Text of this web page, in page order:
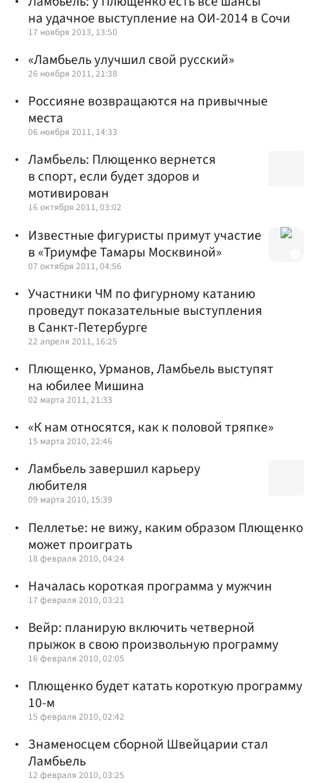
на удачное выступление на ОИ-2014 в Сочи
17 ноября 2013, 13:50
«Ламбьель улучшил свой русский»
26 ноября 2011, 21:38
Россияне возвращаются на привычные
места
06 ноября 2011, 14:33
Ламбьель: Плющенко вернется
в спорт, если будет здоров и
мотивирован
16 октября 2011, 03:02
Известные фигуристы примут участие
в «Триумфе Тамары Москвиной»
07 октября 2011, 04:56
Участники ЧМ по фигурному катанию
проведут показательные выступления
в Санкт-Петербурге
22 апреля 2011, 16:25
Плющенко, Урманов, Ламбьель выступят
на юбилее Мишина
02 марта 2011, 21:33
«К нам относятся, как к половой тряпке»
15 марта 2010, 22:46
Ламбьель завершил карьеру
любителя
09 марта 2010, 15:39
Пеллетье: не вижу, каким образом Плющенко
может проиграть
18 февраля 2010, 04:24
Началась короткая программа у мужчин
17 февраля 2010, 03:21
Вейр: планирую включить четверной
прыжок в свою произвольную программу
16 февраля 2010, 02:05
Плющенко будет катать короткую программу
10-м
15 февраля 2010, 02:42
Знаменосцем сборной Швейцарии стал
Ламбьель
12 февраля 2010, 03:25